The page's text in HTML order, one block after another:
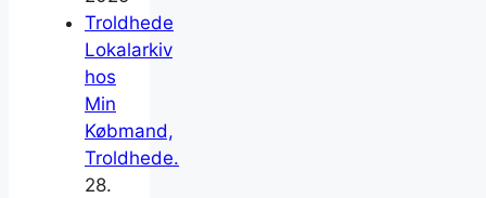
Troldhede
Lokalarkiv
hos
Min
Købmand,
Troldhede.
28.